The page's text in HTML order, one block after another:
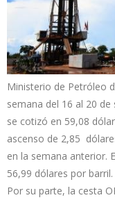
Ministerio de Petróleo
semana del 16 al 20
se cotizó en 59,08
ascenso de 2,85
en la semana anterior.
56,99 dólares por barril.
Por su parte, la cesta